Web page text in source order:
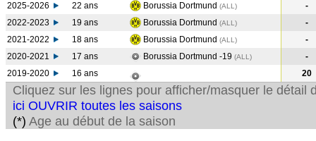
2025-2026 22 ans Borussia Dortmund (ALL)
-
2022-2023
19 ans Borussia Dortmund (ALL )
-
2021-2022
18 ans Borussia Dortmund (ALL )
-
2020-2021
17 ans Borussia Dortmund -19 (ALL )
-
2019-2020
16 ans 20
Cliquez sur les lignes pour afficher/masquer le détail
ici OUVRIR toutes les saisons
(*) Age au début de la saison